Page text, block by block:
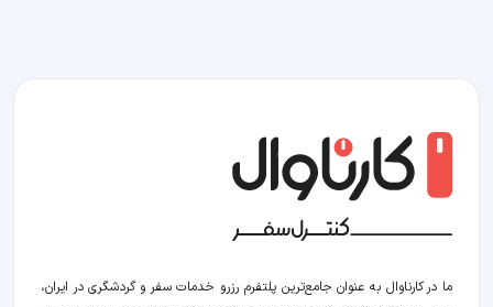
ما در کارناوال به عنوان جامع‌ترین پلتفرم رزرو خدمات سفر و گردشگری در ایران،